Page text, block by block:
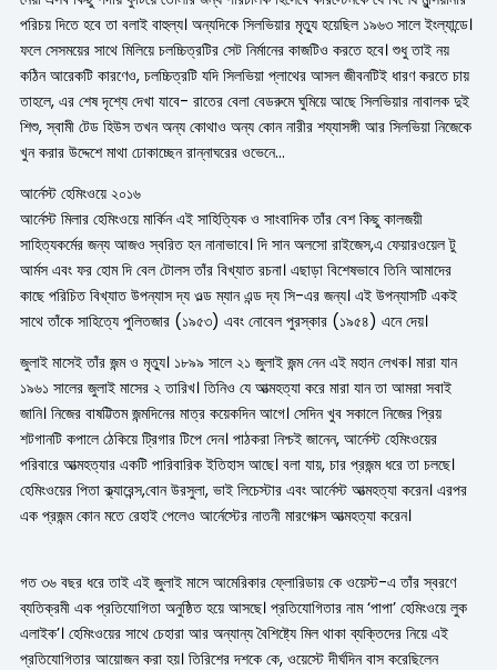
পরিচয় দিতে হবে তা বলাই বাহুল্য। অন্যদিকে সিলভিয়ার মৃত্যু হয়েছিল ১৯৬৩ সালে ইংল্যান্ডে।
ফলে সেসময়ের সাথে মিলিয়ে চলচ্চিত্রটির সেট নির্মানের কাজটিও করতে হবে। শুধু তাই নয়
কঠিন আরেকটি কারণেও, চলচ্চিত্রটি যদি সিলভিয়া প্লাথের আসল জীবনটিই ধারণ করতে চায়
তাহলে, এর শেষ দৃশ্যে দেখা যাবে- রাতের বেলা বেডরুমে ঘুমিয়ে আছে সিলভিয়ার নাবালক দুই
শিশু, স্বামী টেড হিউস তখন অন্য কোথাও অন্য কোন নারীর শয্যাসঙ্গী আর সিলভিয়া নিজেকে
খুন করার উদ্দেশে মাথা ঢোকাচ্ছেন রান্নাঘরের ওভেনে…
আর্নেস্ট হেমিংওয়ে ২০১৬
আর্নেস্ট মিলার হেমিংওয়ে মার্কিন এই সাহিত্যিক ও সাংবাদিক তাঁর বেশ কিছু কালজয়ী
সাহিত্যকর্মের জন্য আজও স্বরিত হন নানাভাবে। দি সান অলসো রাইজেস,এ ফেয়ারওয়েল টু
আর্মস এবং ফর হোম দি বেল টোলস তাঁর বিখ্যাত রচনা। এছাড়া বিশেষভাবে তিনি আমাদের
কাছে পরিচিত বিখ্যাত উপন্যাস দ্য ওল্ড ম্যান এন্ড দ্য সি-এর জন্য। এই উপন্যাসটি একই
সাথে তাঁকে সাহিত্যে পুলিতজার (১৯৫৩) এবং নোবেল পুরস্কার (১৯৫৪) এনে দেয়।
জুলাই মাসেই তাঁর জন্ম ও মৃত্যু। ১৮৯৯ সালে ২১ জুলাই জন্ম নেন এই মহান লেখক। মারা যান
১৯৬১ সালের জুলাই মাসের ২ তারিখ। তিনিও যে আত্মহত্যা করে মারা যান তা আমরা সবাই
জানি। নিজের বাষট্টিতম জন্মদিনের মাত্র কয়েকদিন আগে। সেদিন খুব সকালে নিজের প্রিয়
শটগানটি কপালে ঠেকিয়ে ট্রিগার টিপে দেন। পাঠকরা নিশ্চই জানেন, আর্নেস্ট হেমিংওয়ের
পরিবারে আত্মহত্যার একটি পারিবারিক ইতিহাস আছে। বলা যায়, চার প্রজন্ম ধরে তা চলছে।
হেমিংওয়ের পিতা ক্ল্যারেন্স,বোন উরসুলা, ভাই লিচেস্টার এবং আর্নেস্ট আত্মহত্যা করেন। এরপর
এক প্রজন্ম কোন মতে রেহাই পেলেও আর্নেস্টের নাতনী মারগোক্স আত্মহত্যা করেন।
গত ৩৬ বছর ধরে তাই এই জুলাই মাসে আমেরিকার ফ্লোরিডায় কে ওয়েস্ট-এ তাঁর স্বরণে
ব্যতিক্রমী এক প্রতিযোগিতা অনুষ্ঠিত হয়ে আসছে। প্রতিযোগিতার নাম ‘পাপা’ হেমিংওয়ে লুক
এলাইক’। হেমিংওয়ের সাথে চেহারা আর অন্যান্য বৈশিষ্ট্যে মিল থাকা ব্যক্তিদের নিয়ে এই
প্রতিযোগিতার আয়োজন করা হয়। তিরিশের দশকে কে, ওয়েস্টে দীর্ঘদিন বাস করেছিলেন